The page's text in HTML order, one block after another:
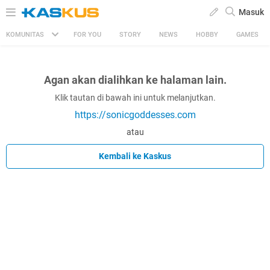
Masuk
KOMUNITAS FOR YOU STORY NEWS HOBBY GAMES
Agan akan dialihkan ke halaman lain.
Klik tautan di bawah ini untuk melanjutkan.
https://sonicgoddesses.com
atau
Kembali ke Kaskus